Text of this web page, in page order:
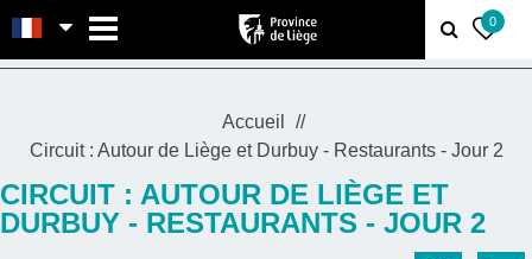
0
Accueil
Circuit : Autour de Liège et Durbuy - Restaurants - Jour 2
CIRCUIT : AUTOUR DE LIÈGE ET
DURBUY - RESTAURANTS - JOUR 2